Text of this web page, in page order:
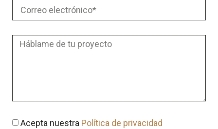
Acepta nuestra Política de privacidad